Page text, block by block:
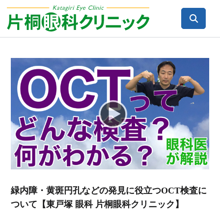
Player
緑内障・黄斑円孔などの発見に役立つOCT検査に
ついて【東戸塚 眼科 片桐眼科クリニック】